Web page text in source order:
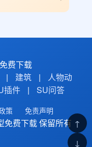
费下载
| 建筑 |
人物动
插件 | SU问答
策 免责声明
免费下载 保留所有 ↑
↓